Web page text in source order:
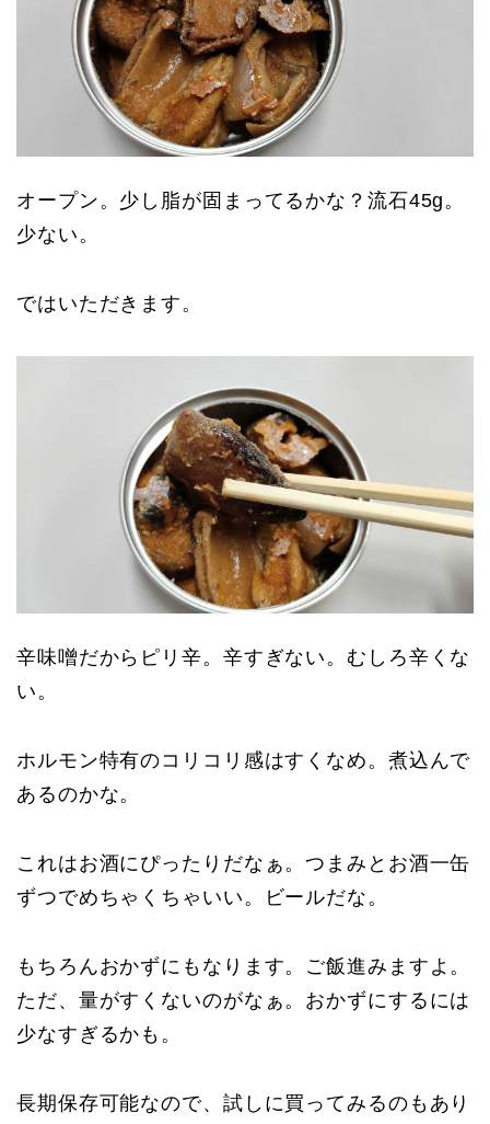
オープン。少し脂が固まってるかな？流石45g。
少ない。
ではいただきます。
辛味噌だからピリ辛。辛すぎない。むしろ辛くな
い。
ホルモン特有のコリコリ感はすくなめ。煮込んで
あるのかな。
これはお酒にぴったりだなぁ。つまみとお酒一缶
ずつでめちゃくちゃいい。ビールだな。
もちろんおかずにもなります。ご飯進みますよ。
ただ、量がすくないのがなぁ。おかずにするには
少なすぎるかも。
長期保存可能なので、試しに買ってみるのもあり